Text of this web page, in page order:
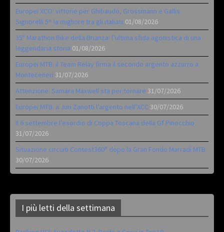
Europei XCO: vittorie per Ghibaudo, Grossmann e Gallis.
Signorelli 5^ la migliore tra gli italiani 01/08/2026
35ª Marathon Bike della Brianza: l’ultima sfida agonistica di una
leggendaria storia 01/08/2026
Europei MTB: il Team Relay firma il secondo argento azzurro a
Monteceneri 31/07/2026
Attenzione: Samara Maxwell sta per tornare 31/07/2026
Europei MTB: a Juri Zanotti l’argento nell’XCC 30/07/2026
Il 6 settembre l’esordio di Coppa Toscana della Gf Pinocchio
31/07/2026
Situazione circuiti Contest360° dopo la Gran Fondo Marradi MTB
30/07/2026
I più letti della settimana